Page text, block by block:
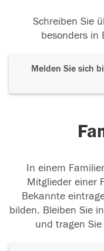
Schreiben Sie
besonders in
Melden Sie sich
In einem
Mitglieder einer
Bekannte
bilden. Bleiben Sie
und tragen